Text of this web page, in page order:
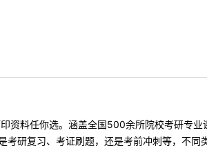
资料任你选。涵盖全国500余所院校考研专
研复习、考证刷题，还是考前冲刺等，不同